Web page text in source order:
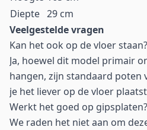
Diepte 29 cm
Veelgestelde vragen
Kan het ook op de vloer staan?
Ja, hoewel dit model primair
hangen, zijn standaard poten
je het liever op de vloer
Werkt het goed op gipsplaten?
We raden het niet aan om